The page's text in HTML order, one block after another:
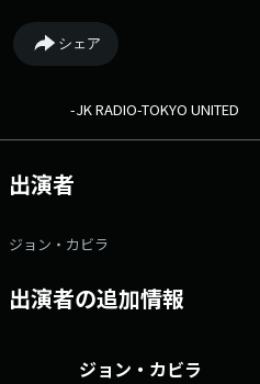
WORLD 気になるニュースを「パー
ててニュースの真相に迫ります。
「母の日事情」をチェック！ ▼11:10
BRING YOUR LOVE / MADONNA/
& MINMI 10:25 OUR HEARTS /
10:32 夜の踊り子 / サカナクション
BIEBER 11:11 イデアが溢れて眠れな
ツ [STUDIO LIVE] / MINMI ▽MINMI
シェア
-JK RADIO-TOKYO UNITED
出演者
ジョン・カビラ
出演者の追加情報
ジョン・カビラ